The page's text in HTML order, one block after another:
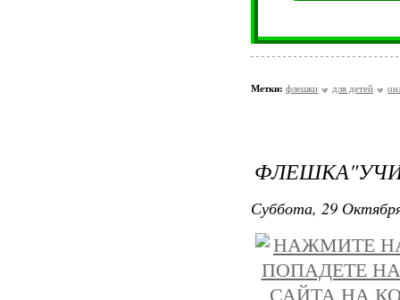
Метки: флешки для детей
Суббота, 29